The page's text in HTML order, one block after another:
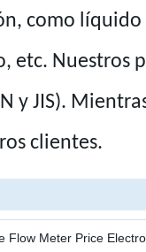
como
etc. Nuestros
y JIS).
clientes.